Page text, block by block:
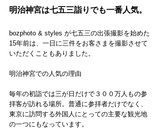
明治神宮は七五三詣りでも一番人気。
bozphoto & styles が七五三の出張撮影を始めた
15年前は、一日に三件をお客さまを撮影させて
いただくこともありました。
明治神宮での人気の理由
毎年の初詣では三が日だけで３００万人もの参
拝客が訪れる場所。普通に参拝者だけでなく、
東京に訪問する外国人にとっての主要な観光地
の一つにもなっています。